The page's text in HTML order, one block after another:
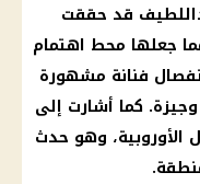
قد حققت
جعلها محط اهتمام
فنانة مشهورة
كما أشارت إلى
وهو حدث